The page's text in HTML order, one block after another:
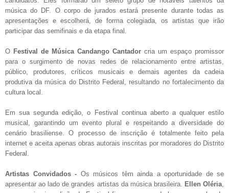
música do DF. O corpo de jurados estará presente durante todas as
apresentações e escolherá, de forma colegiada, os artistas que irão
participar das semifinais e da etapa final.
O Festival de Música Candango Cantador cria um espaço promissor
para o surgimento de novas redes de relacionamento entre artistas,
público, produtores, críticos musicais e demais agentes da cadeia
produtiva da música do Distrito Federal, resultando no fortalecimento da
cultura local.
Em sua segunda edição, o Festival continua aberto a qualquer estilo
musical, garantindo um evento plural e respeitando a diversidade do
cenário brasiliense. O processo de inscrição é totalmente feito pela
internet e aceita apenas obras autorais inscritas por moradores do Distrito
Federal.
Artistas Convidados - Os músicos têm ainda a oportunidade de se
apresentar ao lado de grandes artistas da música brasileira. Ellen Oléria